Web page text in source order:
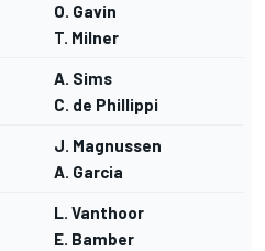
O. Gavin
T. Milner
A. Sims
C. de Phillippi
J. Magnussen
A. Garcia
L. Vanthoor
E. Bamber